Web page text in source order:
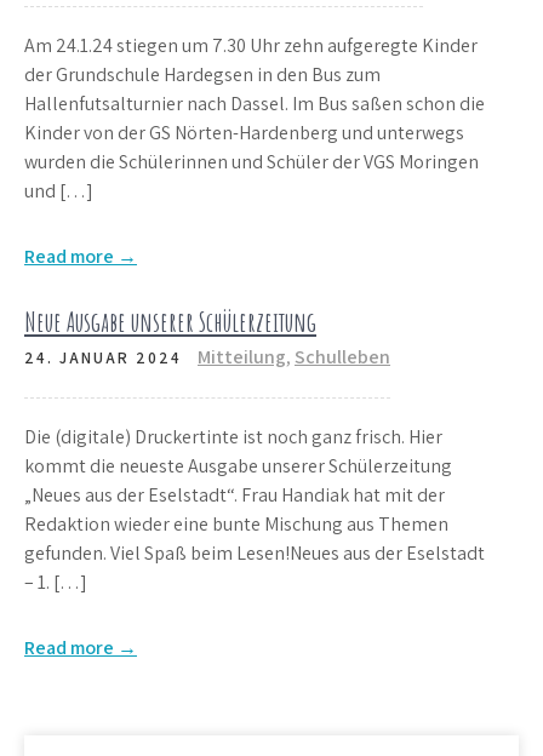
Am 24.1.24 stiegen um 7.30 Uhr zehn aufgeregte Kinder
der Grundschule Hardegsen in den Bus zum
Hallenfutsalturnier nach Dassel. Im Bus saßen schon die
Kinder von der GS Nörten-Hardenberg und unterwegs
wurden die Schülerinnen und Schüler der VGS Moringen
und […]
Read more →
Neue Ausgabe unserer Schülerzeitung
24. JANUAR 2024 Mitteilung, Schulleben
Die (digitale) Druckertinte ist noch ganz frisch. Hier
kommt die neueste Ausgabe unserer Schülerzeitung
„Neues aus der Eselstadt“. Frau Handiak hat mit der
Redaktion wieder eine bunte Mischung aus Themen
gefunden. Viel Spaß beim Lesen!Neues aus der Eselstadt
– 1. […]
Read more →